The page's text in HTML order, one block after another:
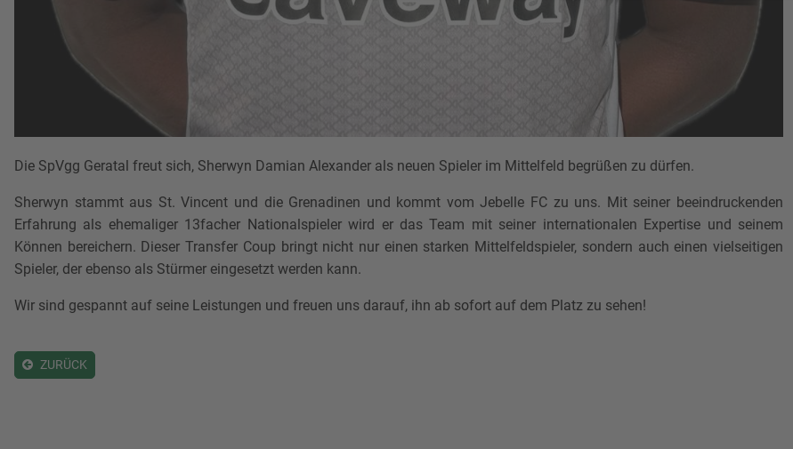
Die SpVgg Geratal freut sich, Sherwyn Damian Alexander als neuen Spieler im Mittelfeld begrüßen zu dürfen.
Sherwyn stammt aus St. Vincent und die Grenadinen und kommt vom Jebelle FC zu uns. Mit seiner beeindruckenden
Erfahrung als ehemaliger 13facher Nationalspieler wird er das Team mit seiner internationalen Expertise und seinem
Können bereichern. Dieser Transfer Coup bringt nicht nur einen starken Mittelfeldspieler, sondern auch einen vielseitigen
Spieler, der ebenso als Stürmer eingesetzt werden kann.
Wir sind gespannt auf seine Leistungen und freuen uns darauf, ihn ab sofort auf dem Platz zu sehen!
ZURÜCK